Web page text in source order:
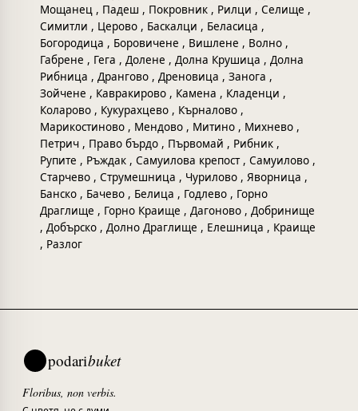
Мощанец , Падеш , Покровник , Рилци , Селище ,
Симитли , Церово , Баскалци , Беласица ,
Богородица , Боровичене , Вишлене , Волно ,
Габрене , Гега , Долене , Долна Крушица , Долна
Рибница , Дрангово , Дреновица , Занога ,
Зойчене , Кавракирово , Камена , Кладенци ,
Коларово , Кукурахцево , Кърналово ,
Марикостиново , Мендово , Митино , Михнево ,
Петрич , Право бърдо , Първомай , Рибник ,
Рупите , Ръждак , Самуилова крепост , Самуилово ,
Старчево , Струмешница , Чурилово , Яворница ,
Банско , Бачево , Белица , Годлево , Горно
Драглище , Горно Краище , Дагоново , Добринище
, Добърско , Долно Драглище , Елешница , Краище
, Разлог
podaribuket
Floribus, non verbis.